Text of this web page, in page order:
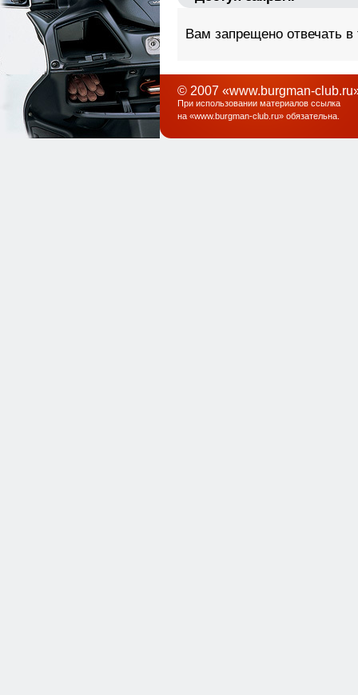
Вам запрещено отвечать
© 2007 «www.burgman-
При использовании материалов ссылка
на «www.burgman-club.ru» обязательна